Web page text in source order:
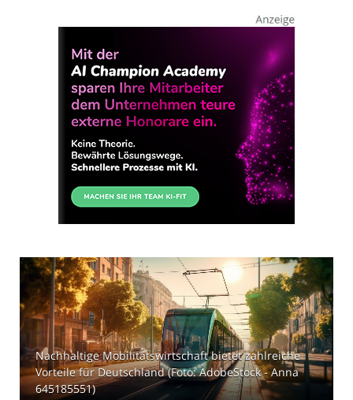
Nachhaltige Mobilitätswirtschaft bietet zahlreiche
Vorteile für Deutschland (Foto: AdobeStock - Anna
645185551)